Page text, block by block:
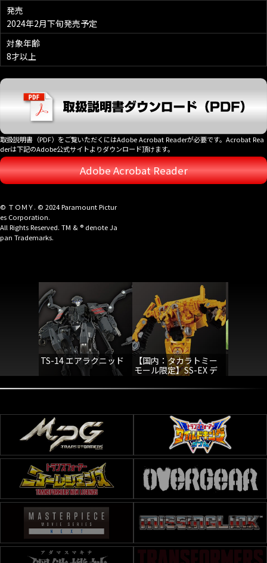
発売
2024年2月下旬発売予定
対象年齢
8才以上
取扱説明書（PDF）をご覧いただくにはAdobe Acrobat Readerが必要です。Acrobat Rea
derは下記のAdobe公式サイトよりダウンロード頂けます。
Adobe Acrobat Reader
© ＴＯＭＹ. © 2024 Paramount Pictur
es Corporation.
All Rights Reserved. TM & ® denote Ja
pan Trademarks.
TS-14 エアラクニッド
【国内：タカラトミー
モール限定】SS-EX デ
ィセプティコンスキッ
プジャック